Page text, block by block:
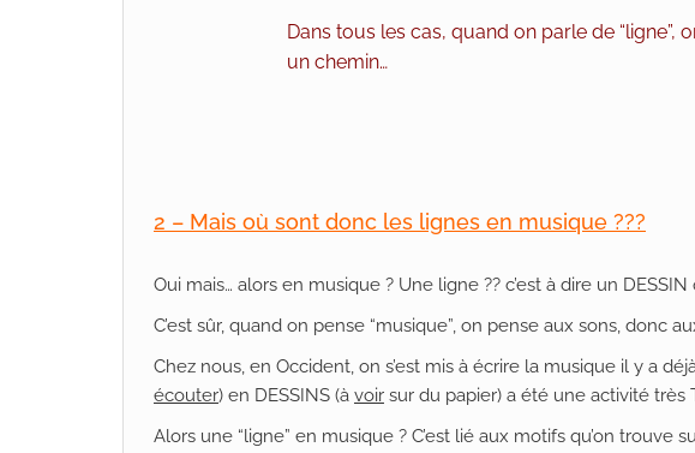
Dans tous les cas, quand on parle de
un chemin…
2 – Mais où sont donc les lignes en musique ???
Oui mais… alors en musique ? Une ligne ?? c’est à dire un
C’est sûr, quand on pense “musique”, on pense aux sons, donc
Chez nous, en Occident, on s’est mis à écrire la musique il y a
écouter) en DESSINS (à voir sur du papier) a été une activité très
Alors une “ligne” en musique ? C’est lié aux motifs qu’on trouve